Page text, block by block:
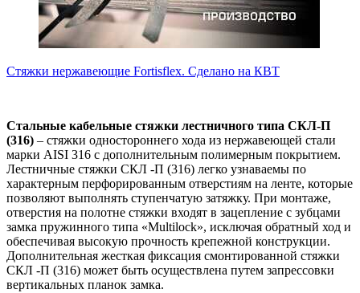
Стяжки нержавеющие Fortisflex. Сделано на КВТ
Стальные кабельные стяжки лестничного типа СКЛ-П
(316) – стяжки одностороннего хода из нержавеющей стали
марки AISI 316 с дополнительным полимерным покрытием.
Лестничные стяжки СКЛ -П (316) легко узнаваемы по
характерным перфорированным отверстиям на ленте, которые
позволяют выполнять ступенчатую затяжку. При монтаже,
отверстия на полотне стяжки входят в зацепление с зубцами
замка пружинного типа «Multilock», исключая обратный ход и
обеспечивая высокую прочность крепежной конструкции.
Дополнительная жесткая фиксация смонтированной стяжки
СКЛ -П (316) может быть осуществлена путем запрессовки
вертикальных планок замка.